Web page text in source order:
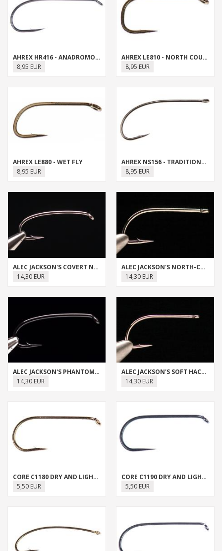
AHREX HR416 - ANADROMOUS NYMPH
8,95 EUR
AHREX LE810 - NORTH COUNTRY SPIDER
8,95 EUR
AHREX LE880 - WET FLY
8,95 EUR
AHREX NS156 - TRADITIONAL SHRIMP
8,95 EUR
ALEC JACKSON'S COVERT NYMPH
14,30 EUR
ALEC JACKSON'S NORTH-COUNTRY TROUT HOOK
14,30 EUR
ALEC JACKSON'S PHANTOM COVERT NYMPH
14,30 EUR
ALEC JACKSON'S SOFT HACKLE TROUT HOOK
14,30 EUR
CORE C1180 DRY AND LIGHT NYMPH
5,50 EUR
CORE C1190 DRY AND LIGHT NYMPH BARBLESS
5,50 EUR